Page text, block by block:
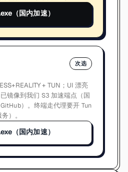
（国内加速）
次选
+ TUN；UI 漂亮
镜像到我们 S3 加速端点（国
）。终端走代理要开 Tun
）。
（国内加速）